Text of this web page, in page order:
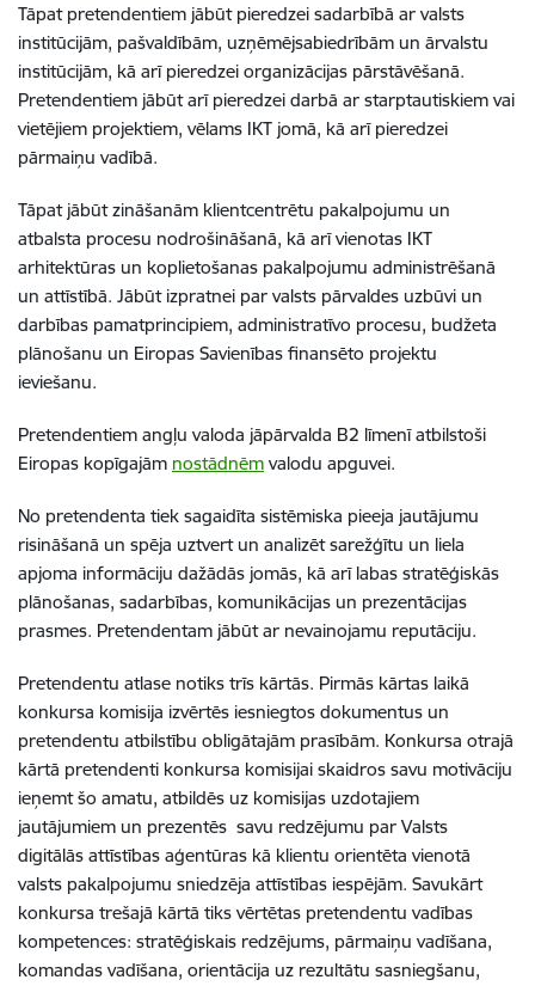
Tāpat pretendentiem jābūt pieredzei sadarbībā ar valsts
institūcijām, pašvaldībām, uzņēmējsabiedrībām un ārvalstu
institūcijām, kā arī pieredzei organizācijas pārstāvēšanā.
Pretendentiem jābūt arī pieredzei darbā ar starptautiskiem vai
vietējiem projektiem, vēlams IKT jomā, kā arī pieredzei
pārmaiņu vadībā.
Tāpat jābūt zināšanām klientcentrētu pakalpojumu un
atbalsta procesu nodrošināšanā, kā arī vienotas IKT
arhitektūras un koplietošanas pakalpojumu administrēšanā
un attīstībā. Jābūt izpratnei par valsts pārvaldes uzbūvi un
darbības pamatprincipiem, administratīvo procesu, budžeta
plānošanu un Eiropas Savienības finansēto projektu
ieviešanu.
Pretendentiem angļu valoda jāpārvalda B2 līmenī atbilstoši
Eiropas kopīgajām nostādnēm valodu apguvei.
No pretendenta tiek sagaidīta sistēmiska pieeja jautājumu
risināšanā un spēja uztvert un analizēt sarežģītu un liela
apjoma informāciju dažādās jomās, kā arī labas stratēģiskās
plānošanas, sadarbības, komunikācijas un prezentācijas
prasmes. Pretendentam jābūt ar nevainojamu reputāciju.
Pretendentu atlase notiks trīs kārtās. Pirmās kārtas laikā
konkursa komisija izvērtēs iesniegtos dokumentus un
pretendentu atbilstību obligātajām prasībām. Konkursa otrajā
kārtā pretendenti konkursa komisijai skaidros savu motivāciju
ieņemt šo amatu, atbildēs uz komisijas uzdotajiem
jautājumiem un prezentēs savu redzējumu par Valsts
digitālās attīstības aģentūras kā klientu orientēta vienotā
valsts pakalpojumu sniedzēja attīstības iespējām. Savukārt
konkursa trešajā kārtā tiks vērtētas pretendentu vadības
kompetences: stratēģiskais redzējums, pārmaiņu vadīšana,
komandas vadīšana, orientācija uz rezultātu sasniegšanu,